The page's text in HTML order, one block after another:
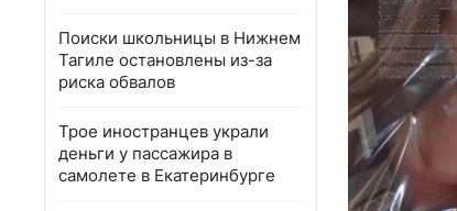
Поиски школьницы в Нижнем
Тагиле остановлены из-за
риска обвалов
Трое иностранцев украли
деньги у пассажира в
самолете в Екатеринбурге